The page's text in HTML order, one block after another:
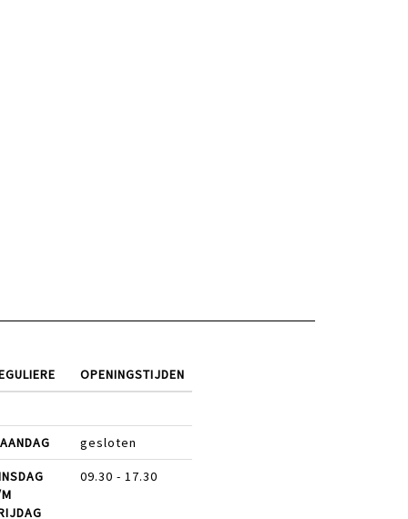
OPENINGSTIJDEN
gesloten
09.30 - 17.30